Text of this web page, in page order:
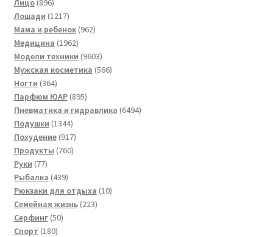
товаров
Лошади 12171217
товаров
Мама и ребенок 962962
Медицина 19621962
товара
Модели техники 96039603
товара
Мужская косметика 566566
Ногти 364364
товара
Парфюм ЮАР 895895
товаров
Пневматика и гидравлика 64946494
Подушки 13441344
товара
Похудение 917917
товаров
Продукты 760760
Руки 7777
товаров
Рыбалка 439439
товаров
Рюкзаки для отдыха 1010
Семейная жизнь 223223
Серфинг 5050
Спорт 180180